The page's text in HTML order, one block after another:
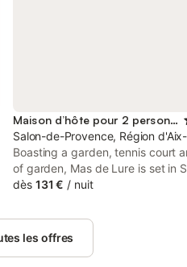
Maison d’hôte pour 2 personnes
Salon-de-Provence, Région
Boasting a garden, tennis court
of garden, Mas de Lure is set in
Provence, 43 km from Parc des
housed in a building dating from
49 km from the Arles
dès 131 € / nuit
les offres